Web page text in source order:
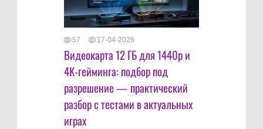
57 17-04-2026
Видеокарта 12 ГБ для 1440p и
4K-гейминга: подбор под
разрешение — практический
разбор с тестами в актуальных
играх